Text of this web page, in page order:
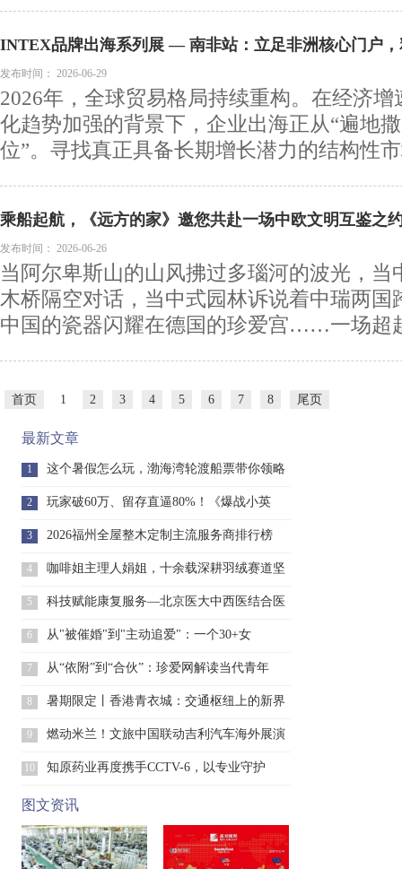
INTEX品牌出海系列展 — 南非站：立足非洲核心门户
发布时间： 2026-06-29
2026年，全球贸易格局持续重构。在经济
化趋势加强的背景下，企业出海正从“遍地
位”。寻找真正具备长期增长潜力的结构性
乘船起航，《远方的家》邀您共赴一场中欧文明互鉴之
发布时间： 2026-06-26
当阿尔卑斯山的山风拂过多瑙河的波光，当
木桥隔空对话，当中式园林诉说着中瑞两国
中国的瓷器闪耀在德国的珍爱宫……一场超
首页 1 2 3 4 5 6 7 8 尾页
最新文章
1
这个暑假怎么玩，渤海湾轮渡船票带你领略
2 玩家破60万、留存直逼80%！《爆战小英
3 2026福州全屋整木定制主流服务商排行榜
4
咖啡姐主理人娟姐，十余载深耕羽绒赛道坚
守
5
科技赋能康复服务—北京医大中西医结合医
院
6 从"被催婚"到"主动追爱"：一个30+女
7 从“依附”到“合伙”：珍爱网解读当代青年
8
暑期限定丨香港青衣城：交通枢纽上的新界
青
9
燃动米兰！文旅中国联动吉利汽车海外展演
10 知原药业再度携手CCTV-6，以专业守护
图文资讯